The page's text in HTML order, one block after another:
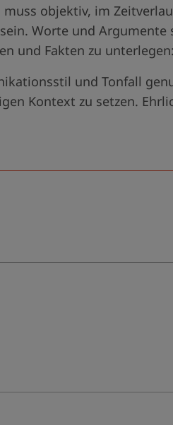
objektiv, im
Worte und
und Fakten zu
und Tonfall
Kontext zu setzen.